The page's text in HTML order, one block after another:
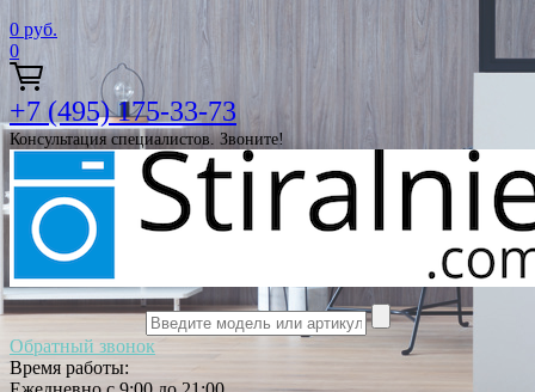
0 руб.
0
+7 (495) 175-33-73
Консультация специалистов. Звоните!
Обратный звонок
Время работы: